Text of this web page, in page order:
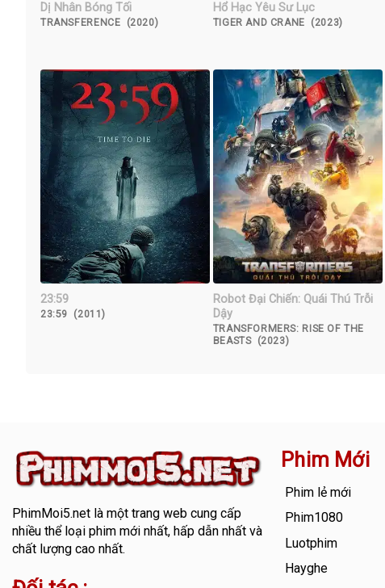
Dị Nhân Bóng Tối
TRANSFERENCE (2020)
Hổ Hạc Yêu Sư Lục
TIGER AND CRANE (2023)
23:59
23:59 (2011)
Robot Đại Chiến: Quái Thú Trỗi
Dậy
TRANSFORMERS: RISE OF THE
BEASTS (2023)
PhimMoi5.netlà một trang web cung cấp
nhiều thể loại phim mới nhất, hấp dẫn nhất và
chất lượng cao nhất.
Phim Mới
Phim lẻ mới
Phim1080
Luotphim
Hayghe